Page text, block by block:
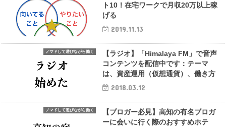
ト10！在宅ワークで月収20万以上稼
げる
2019.11.13
ノマドして遊びながら働く
【ラジオ】「Himalaya FM」で音声
コンテンツを配信中です：テーマ
は、資産運用（仮想通貨）、働き方
2018.03.12
ノマドして遊びながら働く
【ブロガー必見】高知の有名ブロガ
ーに会いに行く際のおすすめホテ